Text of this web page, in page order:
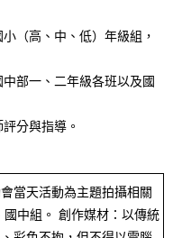
（高、中、低）年級組，
部一、二年級各班以及國
分與指導。
當天活動為主題拍攝相關
中組。 創作媒材：以傳統